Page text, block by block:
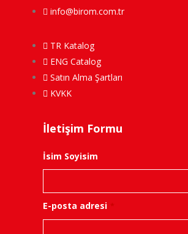
info@birom.com.tr
TR Katalog
ENG Catalog
Satın Alma Şartları
KVKK
İletişim Formu
İsim Soyisim
E-posta adresi *